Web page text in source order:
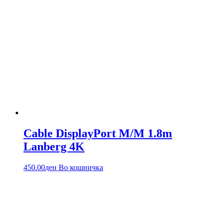
Cable DisplayPort M/M 1.8m
Lanberg 4K
450.00ден Во кошничка